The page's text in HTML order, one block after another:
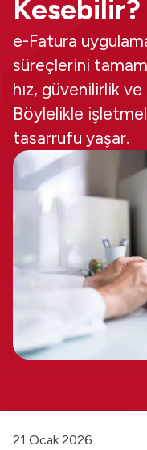
Kesebilir?
e-Fatura
süreçlerini
hız, güvenilirlik
Böylelikle
tasarrufu yaşar.
21 Ocak 2026